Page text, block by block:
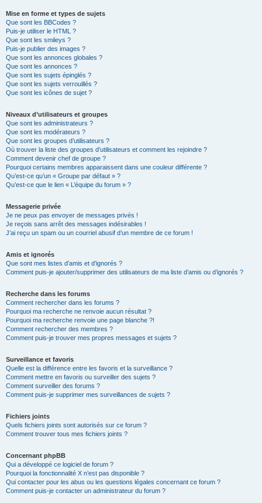
Mise en forme et types de sujets
Que sont les BBCodes ?
Puis-je utiliser le HTML ?
Que sont les smileys ?
Puis-je publier des images ?
Que sont les annonces globales ?
Que sont les annonces ?
Que sont les sujets épinglés ?
Que sont les sujets verrouillés ?
Que sont les icônes de sujet ?
Niveaux d’utilisateurs et groupes
Que sont les administrateurs ?
Que sont les modérateurs ?
Que sont les groupes d’utilisateurs ?
Où trouver la liste des groupes d’utilisateurs et comment les rejoindre ?
Comment devenir chef de groupe ?
Pourquoi certains membres apparaissent dans une couleur différente ?
Qu’est-ce qu’un « Groupe par défaut » ?
Qu’est-ce que le lien « L’équipe du forum » ?
Messagerie privée
Je ne peux pas envoyer de messages privés !
Je reçois sans arrêt des messages indésirables !
J’ai reçu un spam ou un courriel abusif d’un membre de ce forum !
Amis et ignorés
Que sont mes listes d’amis et d’ignorés ?
Comment puis-je ajouter/supprimer des utilisateurs de ma liste d’amis ou d’ignorés ?
Recherche dans les forums
Comment rechercher dans les forums ?
Pourquoi ma recherche ne renvoie aucun résultat ?
Pourquoi ma recherche renvoie une page blanche ?!
Comment rechercher des membres ?
Comment puis-je trouver mes propres messages et sujets ?
Surveillance et favoris
Quelle est la différence entre les favoris et la surveillance ?
Comment mettre en favoris ou surveiller des sujets ?
Comment surveiller des forums ?
Comment puis-je supprimer mes surveillances de sujets ?
Fichiers joints
Quels fichiers joints sont autorisés sur ce forum ?
Comment trouver tous mes fichiers joints ?
Concernant phpBB
Qui a développé ce logiciel de forum ?
Pourquoi la fonctionnalité X n’est pas disponible ?
Qui contacter pour les abus ou les questions légales concernant ce forum ?
Comment puis-je contacter un administrateur du forum ?